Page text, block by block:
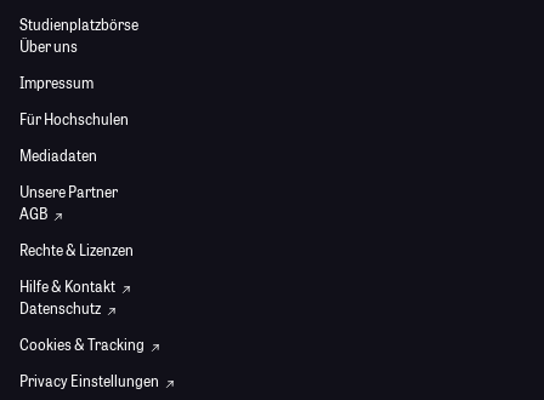
Studienplatzbörse
Über uns
Impressum
Für Hochschulen
Mediadaten
Unsere Partner
AGB
Rechte & Lizenzen
Hilfe & Kontakt
Datenschutz
Cookies & Tracking
Privacy Einstellungen